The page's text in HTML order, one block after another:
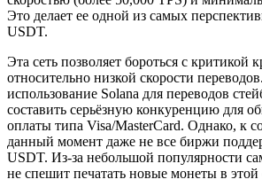
Это делает ее одной из самых
USDT.
Эта сеть позволяет бороться с критикой
относительно низкой скорости
использование Solana для переводов
составить серьёзную конкуренцию для
оплаты типа Visa/MasterCard. Однако, к
данный момент даже не все биржи
USDT. Из-за небольшой популярности
не спешит печатать новые монеты в этой